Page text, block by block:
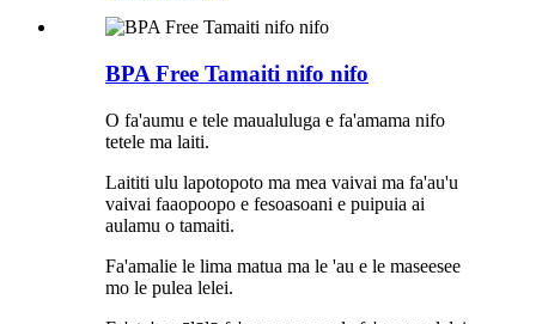
BPA Free Tamaiti nifo nifo
O fa'aumu e tele maualuluga e fa'amama nifo
tetele ma laiti.
Laititi ulu lapotopoto ma mea vaivai ma fa'au'u
vaivai faaopoopo e fesoasoani e puipuia ai
aulamu o tamaiti.
Fa'amalie le lima matua ma le 'au e le maseesee
mo le pulea lelei.